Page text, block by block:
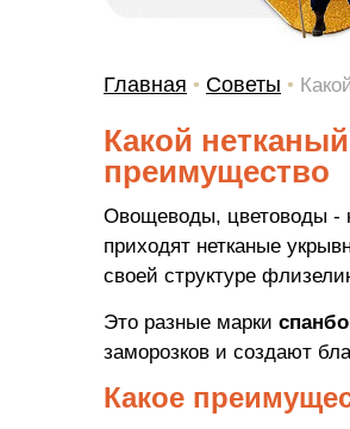
Главная • Советы •
Какой
преимущество
Овощеводы, цветоводы -
приходят нетканые
своей структуре
Это разные марки
заморозков и создают
Какое